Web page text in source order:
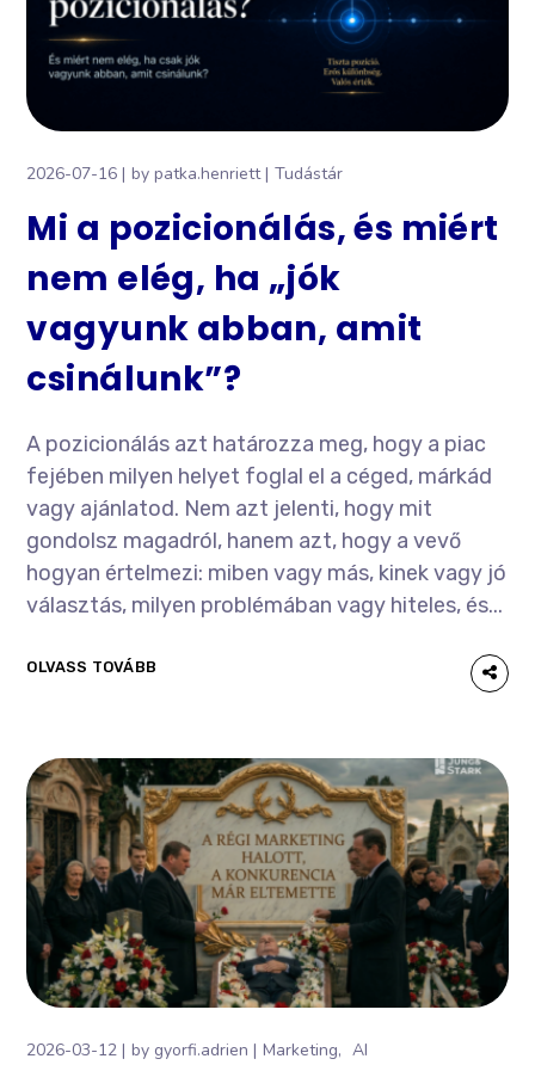
2026-07-16 bypatka.henriett Tudástár
Mi a pozicionálás, és miért
nem elég, ha „jók
vagyunk abban, amit
csinálunk”?
A pozicionálás azt határozza meg, hogy a piac
fejében milyen helyet foglal el a céged, márkád
vagy ajánlatod. Nem azt jelenti, hogy mit
gondolsz magadról, hanem azt, hogy a vevő
hogyan értelmezi: miben vagy más, kinek vagy jó
választás, milyen problémában vagy hiteles, és...
OLVASS TOVÁBB
2026-03-12 by gyorfi.adrien Marketing AI